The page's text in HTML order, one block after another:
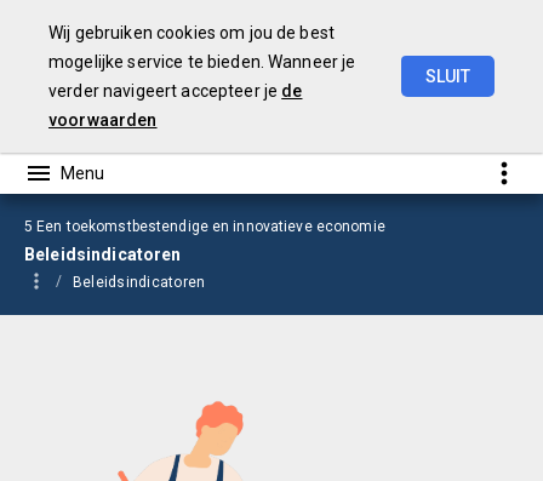
Wij gebruiken cookies om jou de best
mogelijke service te bieden. Wanneer je
verder navigeert accepteer je de
voorwaarden
SLUIT
5 Een toekomstbestendige en innovatieve economie
Beleidsindicatoren
Beleidsindicatoren